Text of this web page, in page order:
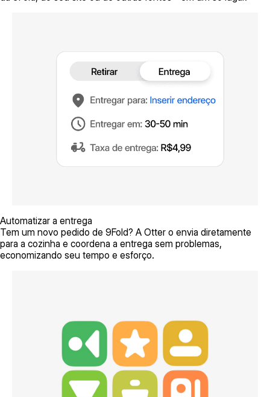
Automatizar a entrega
Tem um novo pedido de 9Fold? A Otter o envia diretamente
para a cozinha e coordena a entrega sem problemas,
economizando seu tempo e esforço.